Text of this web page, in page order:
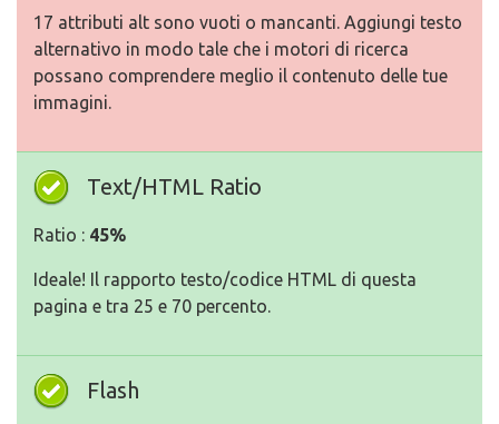
17 attributi alt sono vuoti o mancanti. Aggiungi testo
alternativo in modo tale che i motori di ricerca
possano comprendere meglio il contenuto delle tue
immagini.
Text/HTML Ratio
Ratio : 45%
Ideale! Il rapporto testo/codice HTML di questa
pagina e tra 25 e 70 percento.
Flash